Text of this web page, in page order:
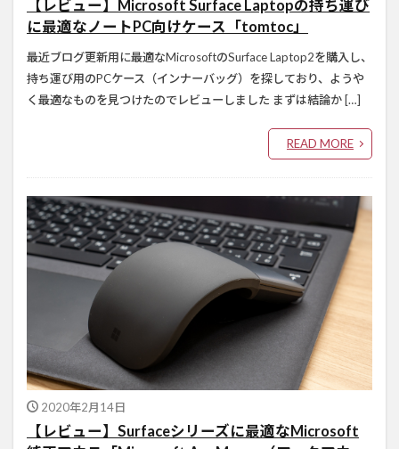
【レビュー】Microsoft Surface Laptopの持ち運び
に最適なノートPC向けケース「tomtoc」
最近ブログ更新用に最適なMicrosoftのSurface Laptop2を購入し、
持ち運び用のPCケース（インナーバッグ）を探しており、ようや
く最適なものを見つけたのでレビューしました まずは結論か […]
READ MORE
2020年2月14日
【レビュー】Surfaceシリーズに最適なMicrosoft